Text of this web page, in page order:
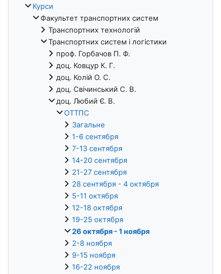
Курси
Факультет транспортних систем
Транспортних технологій
Транспортних систем і логістики
проф. Горбачов П. Ф.
доц. Ковцур К. Г.
доц. Колій О. С.
доц. Свічинський С. В.
доц. Любий Є. В.
ОТТПС
Загальне
1-6 сентября
7-13 сентября
14-20 сентября
21-27 сентября
28 сентября - 4 октября
5-11 октября
12-18 октября
19-25 октября
26 октября - 1 ноября
2-8 ноября
9-15 ноября
16-22 ноября